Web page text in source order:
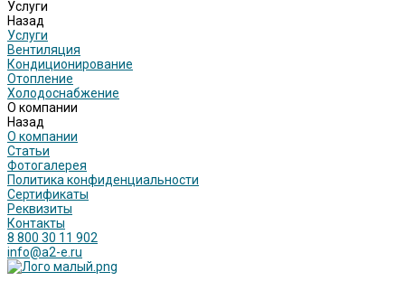
Услуги
Назад
Услуги
Вентиляция
Кондиционирование
Отопление
Холодоснабжение
О компании
Назад
О компании
Статьи
Фотогалерея
Политика конфиденциальности
Сертификаты
Реквизиты
Контакты
8 800 30 11 902
info@a2-e.ru